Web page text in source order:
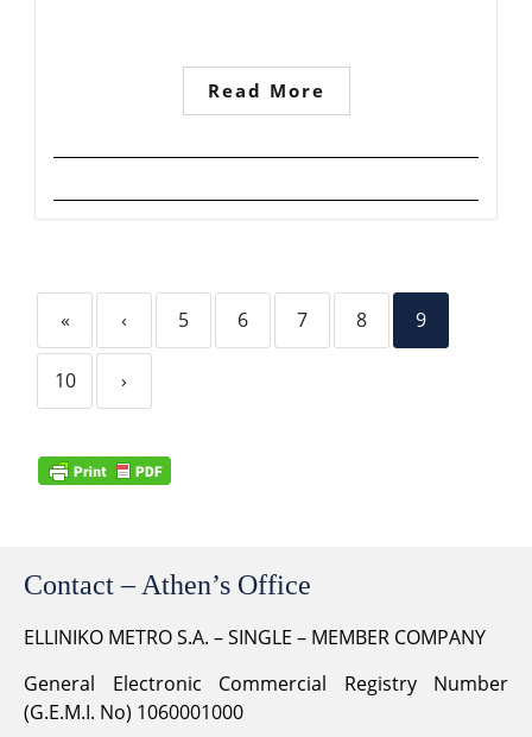
Read More
« ‹ 5 6 7 8 9
10 ›
Contact – Athen’s Office
ELLINIKO METRO S.A. – SINGLE – MEMBER COMPANY
General Electronic Commercial Registry Number
(G.E.M.I. No) 1060001000